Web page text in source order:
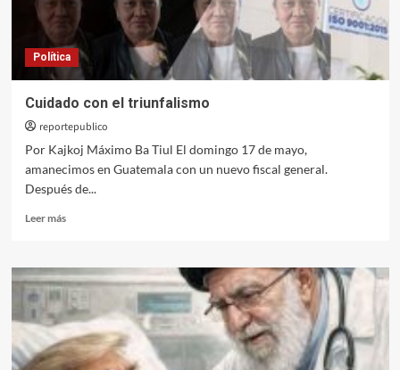
Fiscal
General
Política
Cuidado con el triunfalismo
reportepublico
Por Kajkoj Máximo Ba Tiul El domingo 17 de mayo,
amanecimos en Guatemala con un nuevo fiscal general.
Después de...
Leer másLeer
Cuidado
con
el
triunfalismo